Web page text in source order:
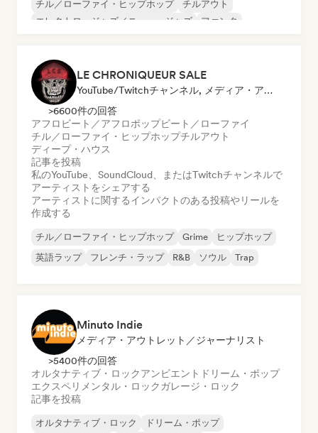
チル／ローファイ・ヒップホップ
チルアウト
エレクトロ・ジャズ／ニュー・ジャズ
ファンク
LE CHRONIQUEUR SALE
YouTube/Twitchチャンネル, メディア・アウトレット／ジャーナリスト, ソーシャルメディアインフルエンサー
>6600件の回答
アフロビート／アフロポップビート／ローファイ
チル／ローファイ・ヒップホップチルアウト
ディープ・ハウス
記事を投稿
私のYouTube、SoundCloud、またはTwitchチャンネルで
アーティストをシェアする
アーティストに関するインパクトのある投稿やリールを
作成する
チル／ローファイ・ヒップホップ Grime
ヒップホップ
英語ラップ
フレンチ・ラップ R&B ソウル Trap
Minuto Indie
メディア・アウトレット／ジャーナリスト
>5400件の回答
オルタナティブ・ロックアンビエント ドリーム・ポップ
エクスペリメンタル・ロックガレージ・ロック
記事を投稿
オルタナティブ・ロック
ドリーム・ポップ